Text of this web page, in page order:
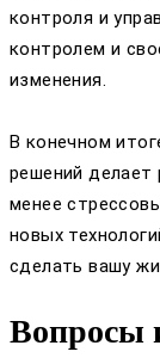
контроля и
контролем и
изменения.
В конечном
решений делает
менее
новых
сделать вашу
Вопросы